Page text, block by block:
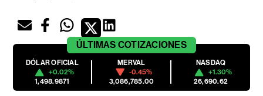
ÚLTIMAS COTIZACIONES
DÓLAR OFICIAL
+0.02%
1,498.9871
MERVAL
-0.45%
3,086,785.00
NASDAQ
+1.30%
26,690.62